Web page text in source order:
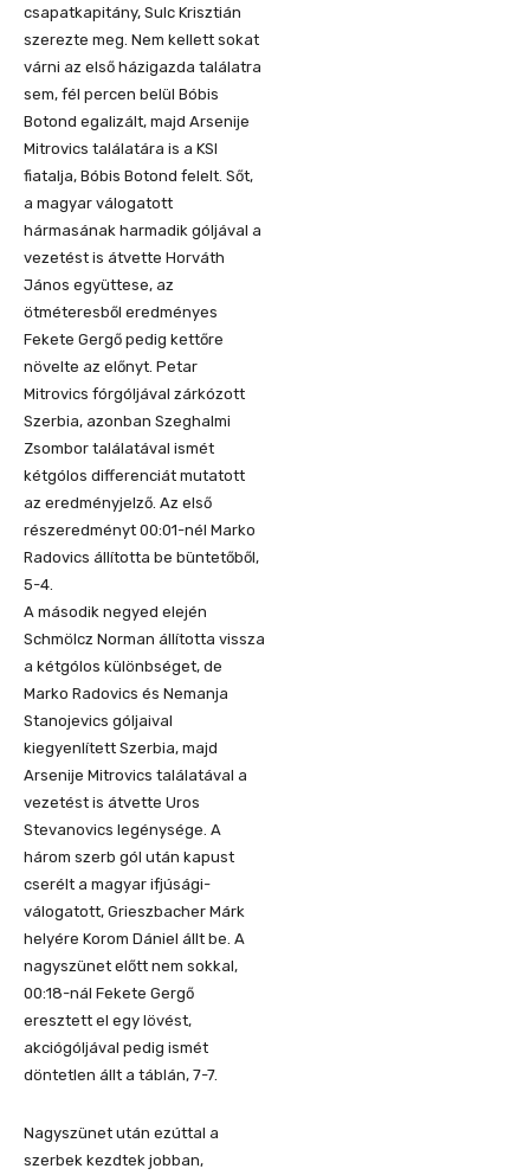
csapatkapitány, Sulc Krisztián
szerezte meg. Nem kellett sokat
várni az első házigazda találatra
sem, fél percen belül Bóbis
Botond egalizált, majd Arsenije
Mitrovics találatára is a KSI
fiatalja, Bóbis Botond felelt. Sőt,
a magyar válogatott
hármasának harmadik góljával a
vezetést is átvette Horváth
János együttese, az
ötméteresből eredményes
Fekete Gergő pedig kettőre
növelte az előnyt. Petar
Mitrovics fórgóljával zárkózott
Szerbia, azonban Szeghalmi
Zsombor találatával ismét
kétgólos differenciát mutatott
az eredményjelző. Az első
részeredményt 00:01-nél Marko
Radovics állította be büntetőből,
5-4.
A második negyed elején
Schmölcz Norman állította vissza
a kétgólos különbséget, de
Marko Radovics és Nemanja
Stanojevics góljaival
kiegyenlített Szerbia, majd
Arsenije Mitrovics találatával a
vezetést is átvette Uros
Stevanovics legénysége. A
három szerb gól után kapust
cserélt a magyar ifjúsági-
válogatott, Grieszbacher Márk
helyére Korom Dániel állt be. A
nagyszünet előtt nem sokkal,
00:18-nál Fekete Gergő
eresztett el egy lövést,
akciógóljával pedig ismét
döntetlen állt a táblán, 7-7.
Nagyszünet után ezúttal a
szerbek kezdtek jobban,